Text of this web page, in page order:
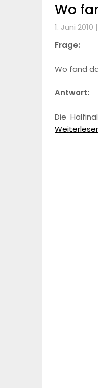
Wo
1. Juni 2010 |
Frage:
Wo fand
Antwort:
Die